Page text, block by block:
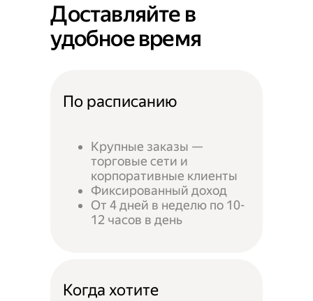
Доставляйте в
удобное время
По расписанию
Крупные заказы —
торговые сети и
корпоративные клиенты
Фиксированный доход
От 4 дней в неделю по 10-
12 часов в день
Когда хотите